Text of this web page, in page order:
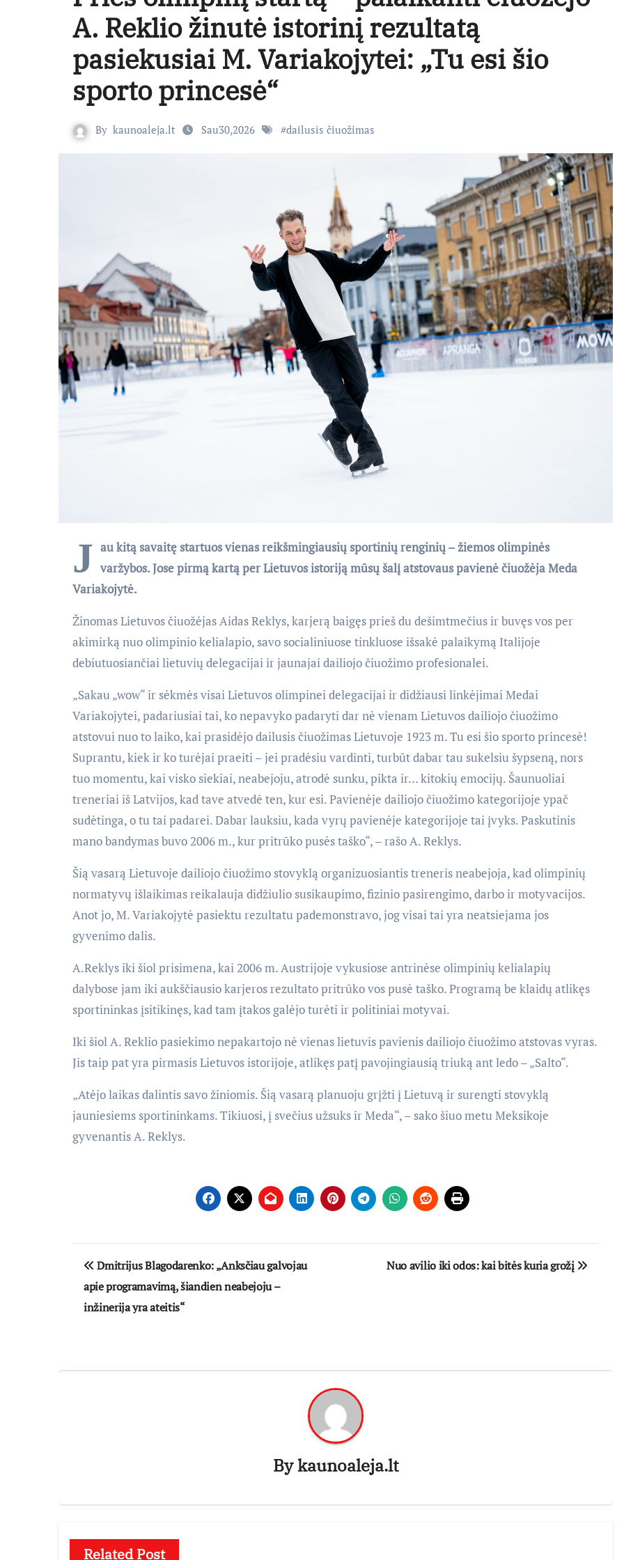
A. Reklio žinutė istorinį rezultatą
pasiekusiai M. Variakojytei: „Tu esi šio
sporto princesė“
By kaunoaleja.lt Sau30,2026 #dailusis čiuožimas
J au kitą savaitę startuos vienas reikšmingiausių sportinių renginių – žiemos olimpinės
varžybos. Jose pirmą kartą per Lietuvos istoriją mūsų šalį atstovaus pavienė čiuožėja Meda
Variakojytė.
Žinomas Lietuvos čiuožėjas Aidas Reklys, karjerą baigęs prieš du dešimtmečius ir buvęs vos per
akimirką nuo olimpinio kelialapio, savo socialiniuose tinkluose išsakė palaikymą Italijoje
debiutuosiančiai lietuvių delegacijai ir jaunajai dailiojo čiuožimo profesionalei.
„Sakau „wow“ ir sėkmės visai Lietuvos olimpinei delegacijai ir didžiausi linkėjimai Medai
Variakojytei, padariusiai tai, ko nepavyko padaryti dar nė vienam Lietuvos dailiojo čiuožimo
atstovui nuo to laiko, kai prasidėjo dailusis čiuožimas Lietuvoje 1923 m. Tu esi šio sporto princesė!
Suprantu, kiek ir ko turėjai praeiti – jei pradėsiu vardinti, turbūt dabar tau sukelsiu šypseną, nors
tuo momentu, kai visko siekiai, neabejoju, atrodė sunku, pikta ir… kitokių emocijų. Šaunuoliai
treneriai iš Latvijos, kad tave atvedė ten, kur esi. Pavienėje dailiojo čiuožimo kategorijoje ypač
sudėtinga, o tu tai padarei. Dabar lauksiu, kada vyrų pavienėje kategorijoje tai įvyks. Paskutinis
mano bandymas buvo 2006 m., kur pritrūko pusės taško“, – rašo A. Reklys.
Šią vasarą Lietuvoje dailiojo čiuožimo stovyklą organizuosiantis treneris neabejoja, kad olimpinių
normatyvų išlaikimas reikalauja didžiulio susikaupimo, fizinio pasirengimo, darbo ir motyvacijos.
Anot jo, M. Variakojytė pasiektu rezultatu pademonstravo, jog visai tai yra neatsiejama jos
gyvenimo dalis.
A.Reklys iki šiol prisimena, kai 2006 m. Austrijoje vykusiose antrinėse olimpinių kelialapių
dalybose jam iki aukščiausio karjeros rezultato pritrūko vos pusė taško. Programą be klaidų atlikęs
sportininkas įsitikinęs, kad tam įtakos galėjo turėti ir politiniai motyvai.
Iki šiol A. Reklio pasiekimo nepakartojo nė vienas lietuvis pavienis dailiojo čiuožimo atstovas vyras.
Jis taip pat yra pirmasis Lietuvos istorijoje, atlikęs patį pavojingiausią triuką ant ledo – „Salto“.
„Atėjo laikas dalintis savo žiniomis. Šią vasarą planuoju grįžti į Lietuvą ir surengti stovyklą
jauniesiems sportininkams. Tikiuosi, į svečius užsuks ir Meda“, – sako šiuo metu Meksikoje
gyvenantis A. Reklys.
Navigacija
tarp
įrašų
Dmitrijus Blagodarenko: „Anksčiau galvojau
apie programavimą, šiandien neabejoju –
inžinerija yra ateitis“
Nuo avilio iki odos: kai bitės kuria grožį
Bykaunoaleja.lt
Related Post